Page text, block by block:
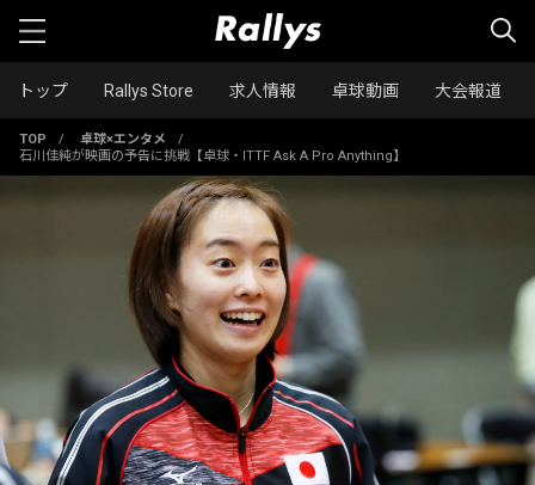
トップ Rallys Store 求人情報 卓球動画 大会報道
TOP / 卓球×エンタメ
/
石川佳純が映画の予告に挑戦【卓球・ITTF Ask A Pro Anything】